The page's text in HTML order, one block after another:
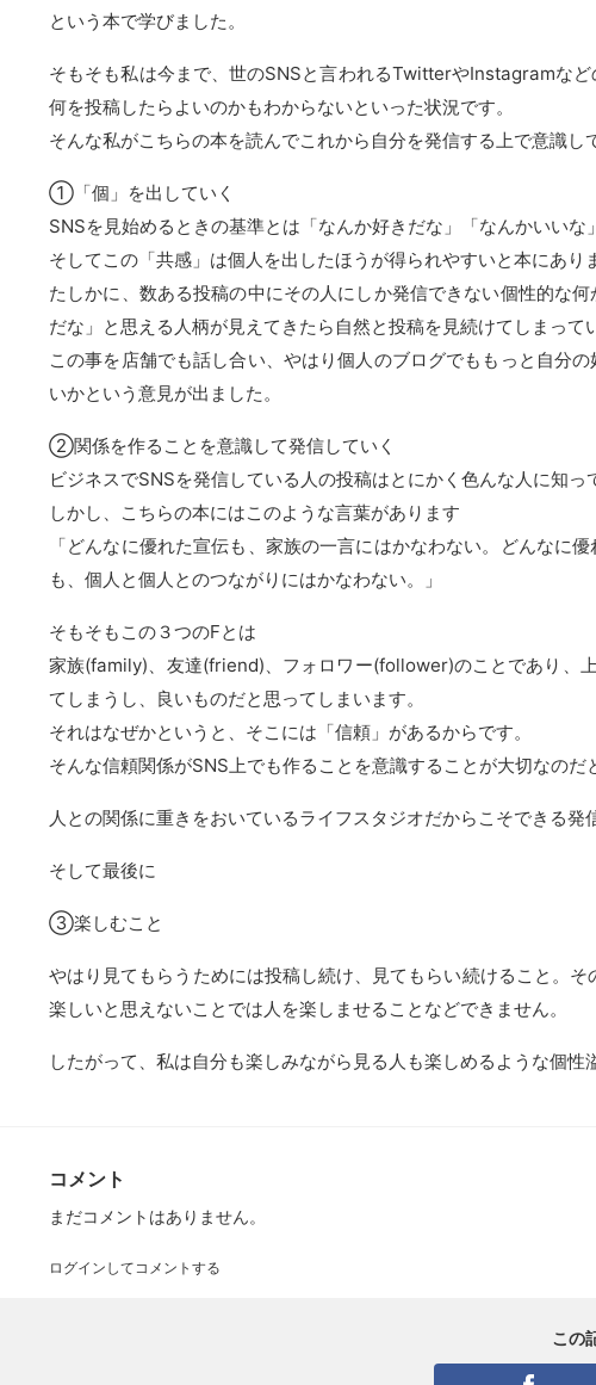
という本で学びました。
そもそも私は今まで、世のSNSと言われるTwitterやInstagramな
何を投稿したらよいのかもわからないといった状況です。
そんな私がこちらの本を読んでこれから自分を発信する上で意識し
①「個」を出していく
SNSを見始めるときの基準とは「なんか好きだな」「なんかいいな
そしてこの「共感」は個人を出したほうが得られやすいと本にあり
たしかに、数ある投稿の中にその人にしか発信できない個性的な
だな」と思える人柄が見えてきたら自然と投稿を見続けてしまって
この事を店舗でも話し合い、やはり個人のブログでももっと自分
いかという意見が出ました。
②関係を作ることを意識して発信していく
ビジネスでSNSを発信している人の投稿はとにかく色んな人に知っ
しかし、こちらの本にはこのような言葉があります
「どんなに優れた宣伝も、家族の一言にはかなわない。どんなに
も、個人と個人とのつながりにはかなわない。」
そもそもこの３つのFとは
家族(family)、友達(friend)、フォロワー(follower)のことであり、
てしまうし、良いものだと思ってしまいます。
それはなぜかというと、そこには「信頼」があるからです。
そんな信頼関係がSNS上でも作ることを意識することが大切なのだ
人との関係に重きをおいているライフスタジオだからこそできる発
そして最後に
③楽しむこと
やはり見てもらうためには投稿し続け、見てもらい続けるこ
楽しいと思えないことでは人を楽しませることなどできません。
したがって、私は自分も楽しみながら見る人も楽しめるような個性
コメント
まだコメントはありません。
ログインしてコメントする
この